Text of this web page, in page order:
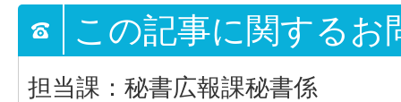
この記事に関するお
担当課：秘書広報課秘書係